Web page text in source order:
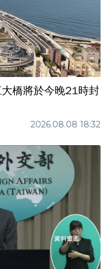
橋將於今晚21時封
2026.08.08 18:32